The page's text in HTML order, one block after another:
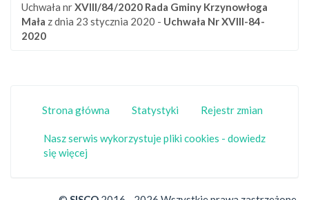
Uchwała nrXVIII/84/2020 Rada Gminy Krzynowłoga
Mała z dnia 23 stycznia 2020 - Uchwała Nr XVIII-84-
2020
Strona główna Statystyki Rejestr zmian
Nasz serwis wykorzystuje pliki cookies - dowiedz
się więcej